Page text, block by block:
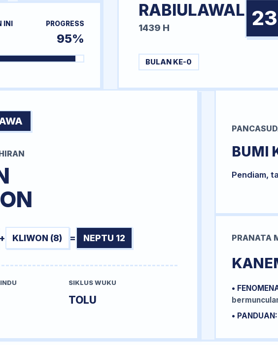
PROGRESS
95%
RABIULAWAL
1439 H 23
BULAN KE-0
+ KLIWON (8) = NEPTU 12
SIKLUS WUKU
TOLU
BUMI
Pendiam,
PRANATA
•
• PANDUAN: